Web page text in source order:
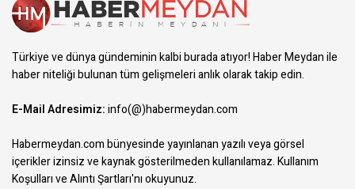
Türkiye ve dünya gündeminin kalbi burada atıyor! Haber Meydan ile
haber niteliği bulunan tüm gelişmeleri anlık olarak takip edin.
E-Mail Adresimiz:info(@)habermeydan.com
Habermeydan.com bünyesinde yayınlanan yazılı veya görsel
içerikler izinsiz ve kaynak gösterilmeden kullanılamaz.Kullanım
Koşulları ve Alıntı Şartları'nı okuyunuz.